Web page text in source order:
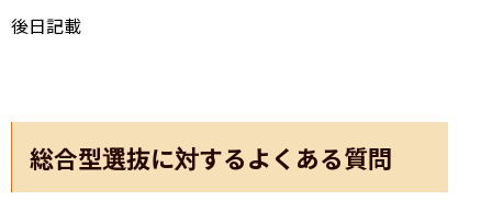
後日記載
総合型選抜に対するよくある質問